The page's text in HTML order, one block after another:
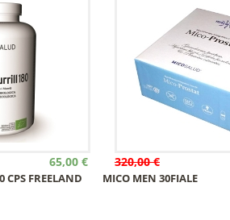
65,00 €
CPS FREELAND
320,00 €
MICO MEN 30FIALE